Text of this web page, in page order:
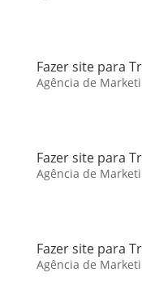
Fazer site para
Agência de
Fazer site para
Agência de
Fazer site para
Agência de